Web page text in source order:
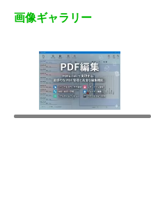
画像ギャラリー